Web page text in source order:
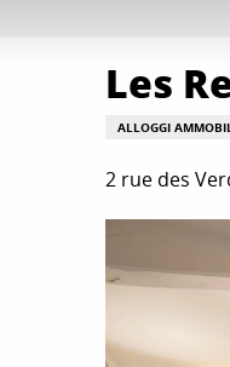
Les
ALLOGGI
2 rue des